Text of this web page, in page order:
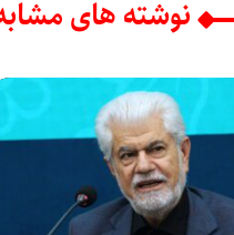
نوشته های